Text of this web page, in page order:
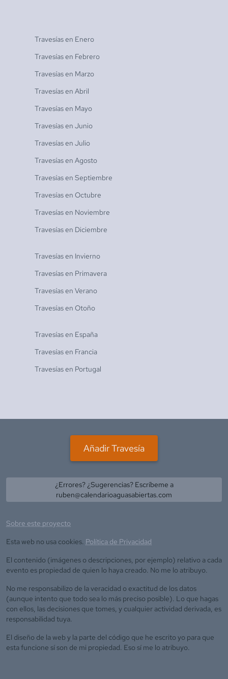
Travesías en Enero
Travesías en Febrero
Travesías en Marzo
Travesías en Abril
Travesías en Mayo
Travesías en Junio
Travesías en Julio
Travesías en Agosto
Travesías en Septiembre
Travesías en Octubre
Travesías en Noviembre
Travesías en Diciembre
Travesías en Invierno
Travesías en Primavera
Travesías en Verano
Travesías en Otoño
Travesías en España
Travesías en Francia
Travesías en Portugal
Añadir Travesía
¿Errores? ¿Sugerencias? Escríbeme a
ruben@calendarioaguasabiertas.com
Sobre este proyecto
Esta web no usa cookies. Política de Privacidad
El contenido (imágenes o descripciones, por ejemplo) relativo a cada
evento es propiedad de quien lo haya creado. No me lo atribuyo.
No me responsabilizo de la veracidad o exactitud de los datos
(aunque intento que todo sea lo más preciso posible). Lo que hagas
con ellos, las decisiones que tomes, y cualquier actividad derivada, es
responsabilidad tuya.
El diseño de la web y la parte del código que he escrito yo para que
esta funcione sí son de mi propiedad. Eso sí me lo atribuyo.